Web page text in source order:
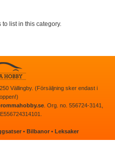
list in this category.
Vällingby. (Försäljning sker endast i
. Org. no. 556724-3141,
• Bilbanor• Leksaker